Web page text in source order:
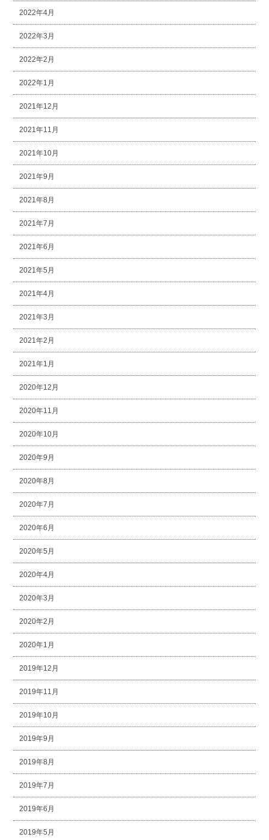
2022年4月
2022年3月
2022年2月
2022年1月
2021年12月
2021年11月
2021年10月
2021年9月
2021年8月
2021年7月
2021年6月
2021年5月
2021年4月
2021年3月
2021年2月
2021年1月
2020年12月
2020年11月
2020年10月
2020年9月
2020年8月
2020年7月
2020年6月
2020年5月
2020年4月
2020年3月
2020年2月
2020年1月
2019年12月
2019年11月
2019年10月
2019年9月
2019年8月
2019年7月
2019年6月
2019年5月